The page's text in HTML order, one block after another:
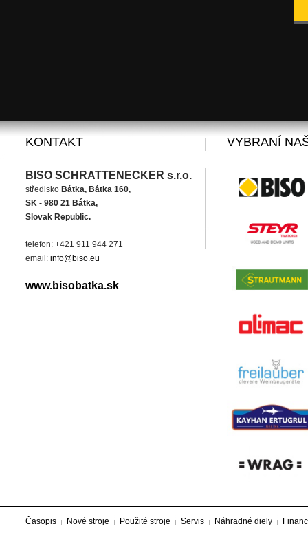
KONTAKT
BISO SCHRATTENECKER s.r.o.
středisko Bátka, Bátka 160,
SK - 980 21 Bátka,
Slovak Republic.
telefon: +421 911 944 271
email: info@biso.eu
www.bisobatka.sk
VYBRANÍ
Časopis Nové stroje Použité stroje Servis Náhradné diely